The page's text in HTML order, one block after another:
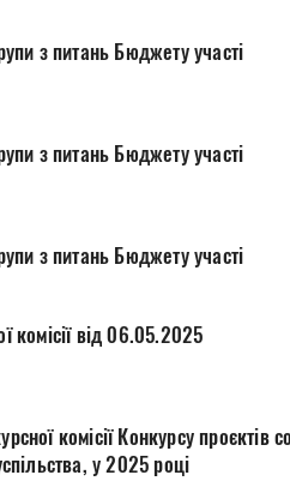
з питань Бюджету участі
з питань Бюджету участі
з питань Бюджету участі
комісії від 06.05.2025
комісії Конкурсу проєктів
у 2025 році